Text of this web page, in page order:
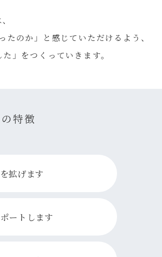
のか」と感じていただけるよう、
」をつくっていきます。
特徴
拡げます
ートします